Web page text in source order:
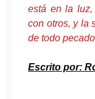
está en la luz,
con otros, y la
de todo
Escrito por: